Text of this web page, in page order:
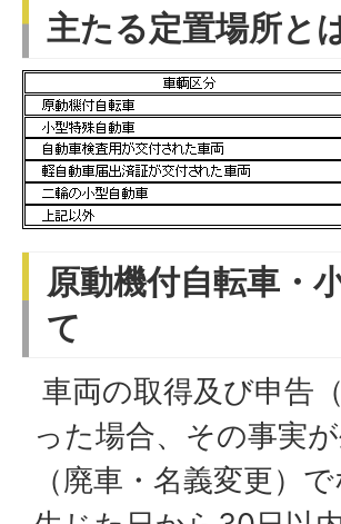
主たる定置場所と
原動機付自転車・
て
車両の取得及び申告
った場合、その事実
（廃車・名義変更）